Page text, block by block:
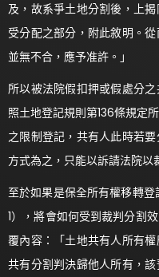
及，故系爭土地分割後，上
受分配之部分，附此敘明。
並無不合，應予准許。」
所以被法院假扣押或假處分
照土地登記規則第136條規定
之限制登記，共有人此時若
方式為之，只能以訴請法院以
至於如果是保全所有權移轉
1），將會如何受到裁判分割
覆內容：「土地共有人所有
共有分割判決歸他人所有，